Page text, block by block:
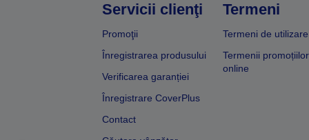
Servicii clienţi
Promoţii
Înregistrarea produsului
Verificarea garanției
Înregistrare CoverPlus
Contact
Termeni
Termeni de utilizare
Termenii promoțiilor
online